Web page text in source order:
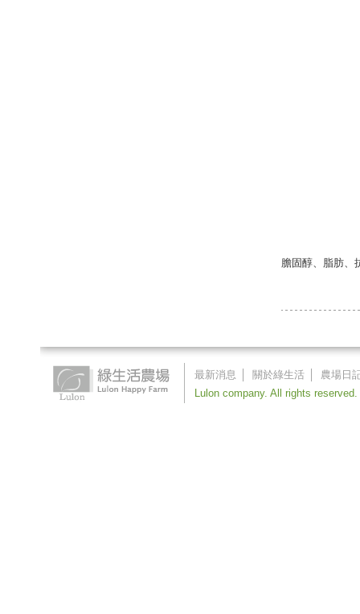
膽固醇、脂肪、
最新消息 關於綠生活
農場日
Lulon company. All rights reserved.